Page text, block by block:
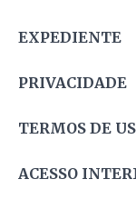
EXPEDIENTE
PRIVACIDADE
TERMOS DE
ACESSO